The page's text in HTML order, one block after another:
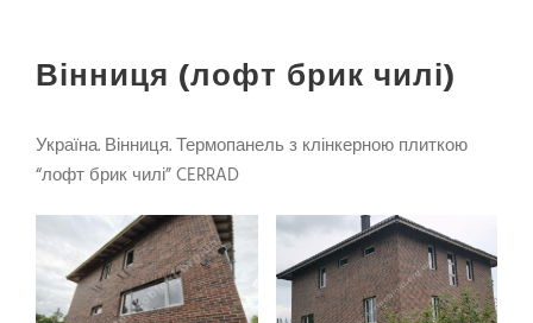
Вінниця (лофт брик чилі)
Україна. Вінниця. Термопанель з клінкерною плиткою
“лофт брик чилі” CERRAD